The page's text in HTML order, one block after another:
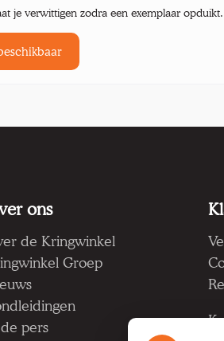
je verwittigen zodra een exemplaar opduikt.
ons
de Kringwinkel
Groep
pers